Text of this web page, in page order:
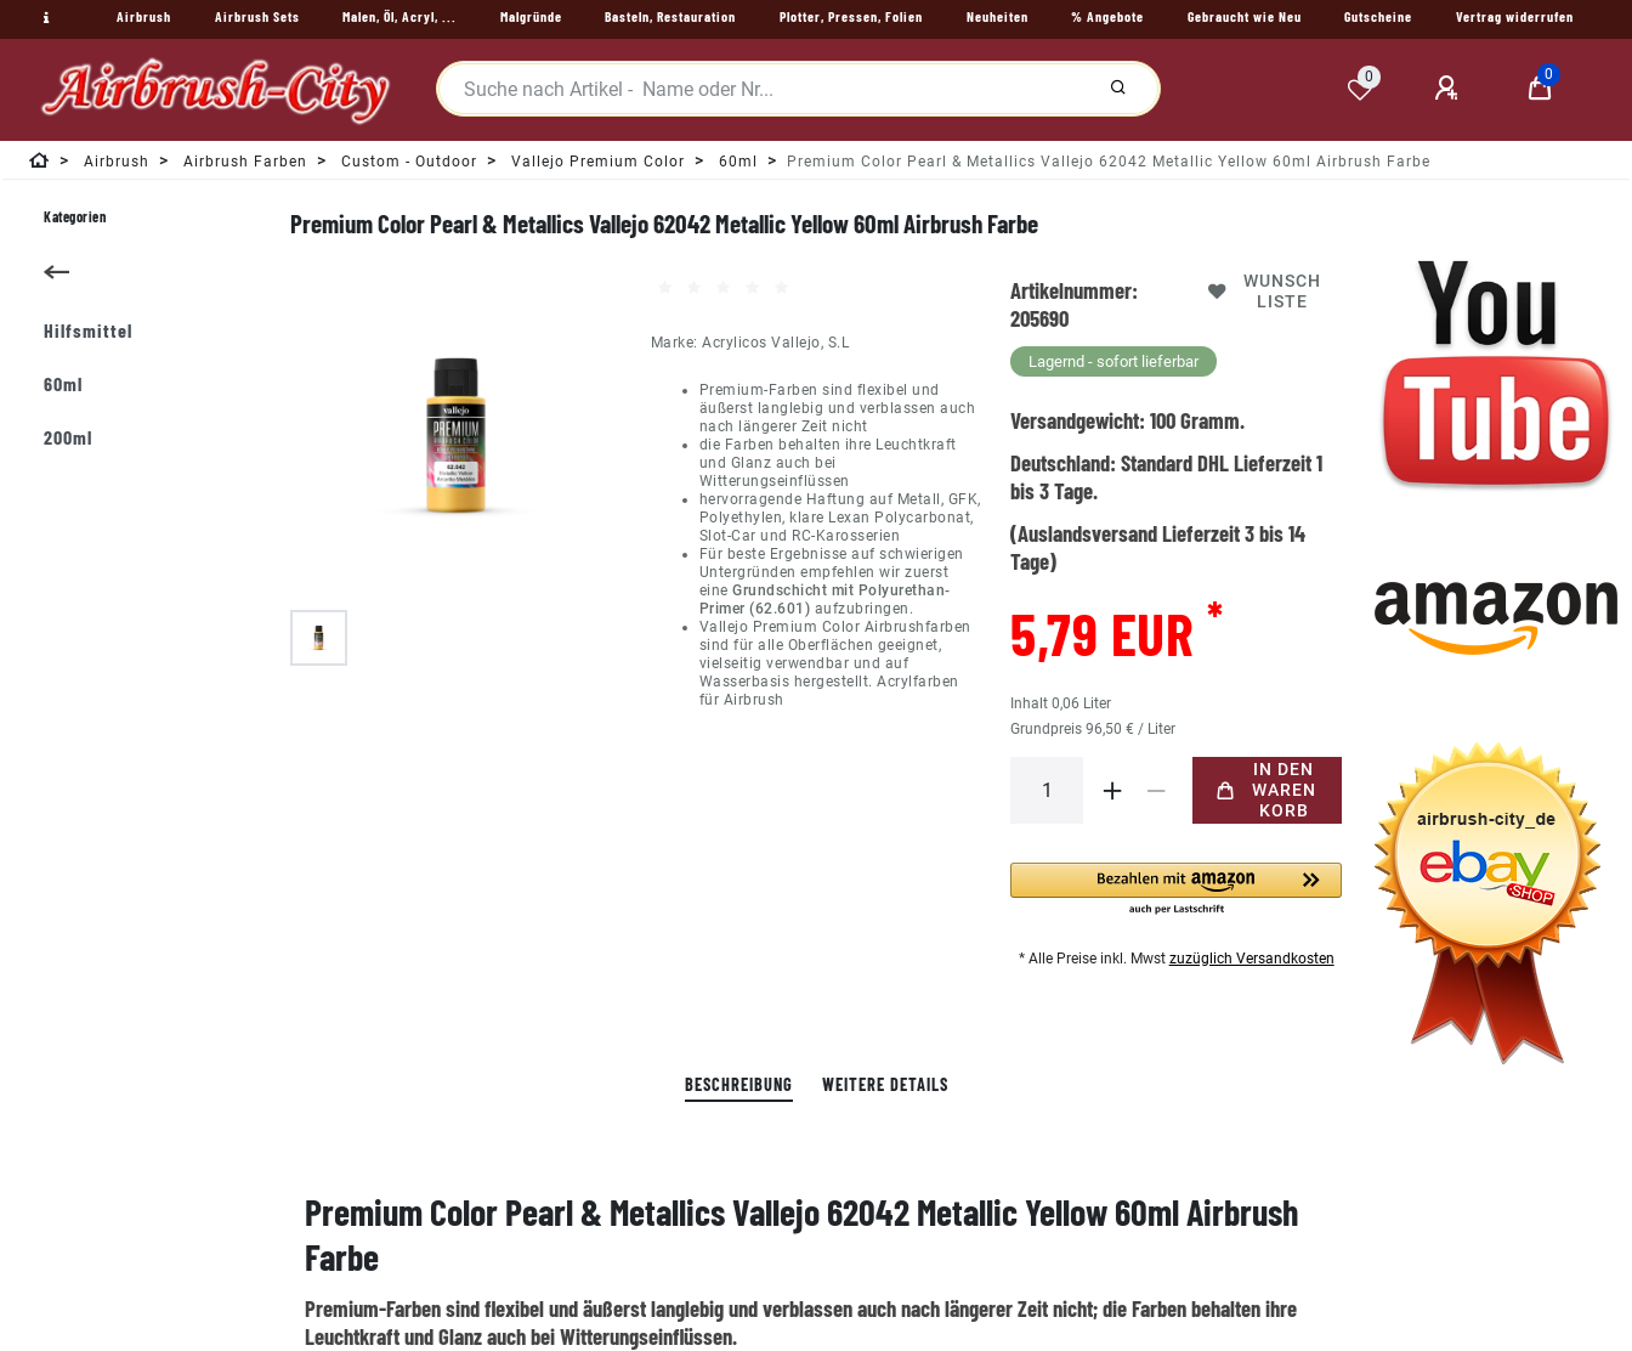
Airbrush Airbrush Sets Malen, Öl, Acryl, ... Malgründe Basteln, Restauration Plotter, Pressen, Folien Neuheiten % Angebote Gebraucht wie Neu Gutscheine Vertrag widerrufen
0 0
Airbrush Airbrush Farben Custom - Outdoor Vallejo Premium Color 60ml Premium Color Pearl & Metallics Vallejo 62042 Metallic Yellow 60ml Airbrush Farbe
Premium Color Pearl & Metallics Vallejo 62042 Metallic Yellow 60ml Airbrush Farbe
Marke:Acrylicos Vallejo, S.L
Premium-Farben sind flexibel und
äußerst langlebig und verblassen auch
nach längerer Zeit nicht
die Farben behalten ihre Leuchtkraft
und Glanz auch bei
Witterungseinflüssen
hervorragende Haftung auf Metall, GFK,
Polyethylen, klare Lexan Polycarbonat,
Slot-Car und RC-Karosserien
Für beste Ergebnisse auf schwierigen
Untergründen empfehlen wir zuerst
eineGrundschicht mit Polyurethan-
Primer (62.601) aufzubringen.
Vallejo Premium Color Airbrushfarben
sind für alle Oberflächen geeignet,
vielseitig verwendbar und auf
Wasserbasis hergestellt. Acrylfarben
für Airbrush
Artikelnummer:
205690
WUNSCH
LISTE
Lagernd - sofort lieferbar
Versandgewicht:100Gramm.
Deutschland:Standard DHL Lieferzeit 1
bis 3 Tage.
(Auslandsversand Lieferzeit 3 bis 14
Tage)
5,79 EUR *
Inhalt0,06 Liter
Grundpreis96,50 € / Liter
IN DEN
WAREN
KORB
* Alle Preise inkl. Mwst zuzüglich Versandkosten
BESCHREIBUNG WEITERE DETAILS
Premium Color Pearl & Metallics Vallejo 62042 Metallic Yellow 60ml Airbrush
Farbe
Premium-Farben sind flexibel und äußerst langlebig und verblassen auch nach längerer Zeit nicht; die Farben behalten ihre
Leuchtkraft und Glanz auch bei Witterungseinflüssen.
Kategorien
Hilfsmittel
60ml
200ml